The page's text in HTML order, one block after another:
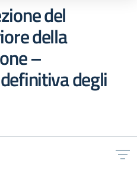
del
della
–
degli